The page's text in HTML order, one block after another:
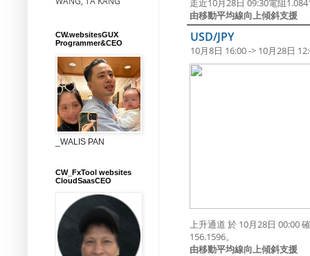
走近10月28日 09:30電阻
由移動平均線向上傾斜支援
USD/JPY
10月8日 16:00 -> 10月28日
上升通道 於 10月28日 00:00
156.1596。
由移動平均線向上傾斜支援
CW.websitesGUX
Programmer&CEO
_WALIS PAN
CW_FxTool websites
CloudSaasCEO